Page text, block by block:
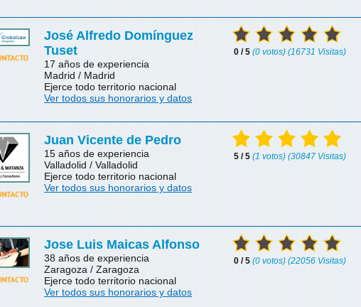
José Alfredo Domínguez
Tuset
17 años de experiencia
Madrid / Madrid
Ejerce todo territorio nacional
Ver todos sus honorarios y datos
0 / 5 (0 votos) (16731 Visitas)
Juan Vicente de Pedro
15 años de experiencia
Valladolid / Valladolid
Ejerce todo territorio nacional
Ver todos sus honorarios y datos
5 / 5 (1 votos) (30847 Visitas)
Jose Luis Maicas Alfonso
38 años de experiencia
Zaragoza / Zaragoza
Ejerce todo territorio nacional
Ver todos sus honorarios y datos
0 / 5 (0 votos) (22056 Visitas)